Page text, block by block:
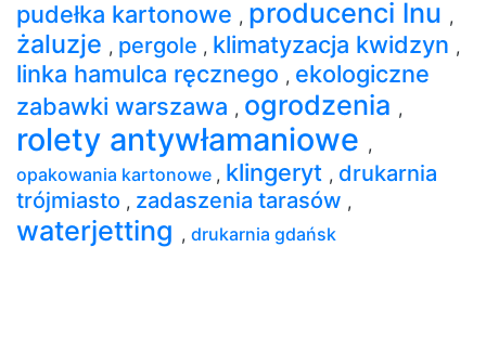
pudełka kartonowe , producenci lnu ,
żaluzje , pergole , klimatyzacja kwidzyn ,
linka hamulca ręcznego , ekologiczne
zabawki warszawa , ogrodzenia ,
rolety antywłamaniowe ,
opakowania kartonowe , klingeryt , drukarnia
trójmiasto , zadaszenia tarasów ,
waterjetting , drukarnia gdańsk